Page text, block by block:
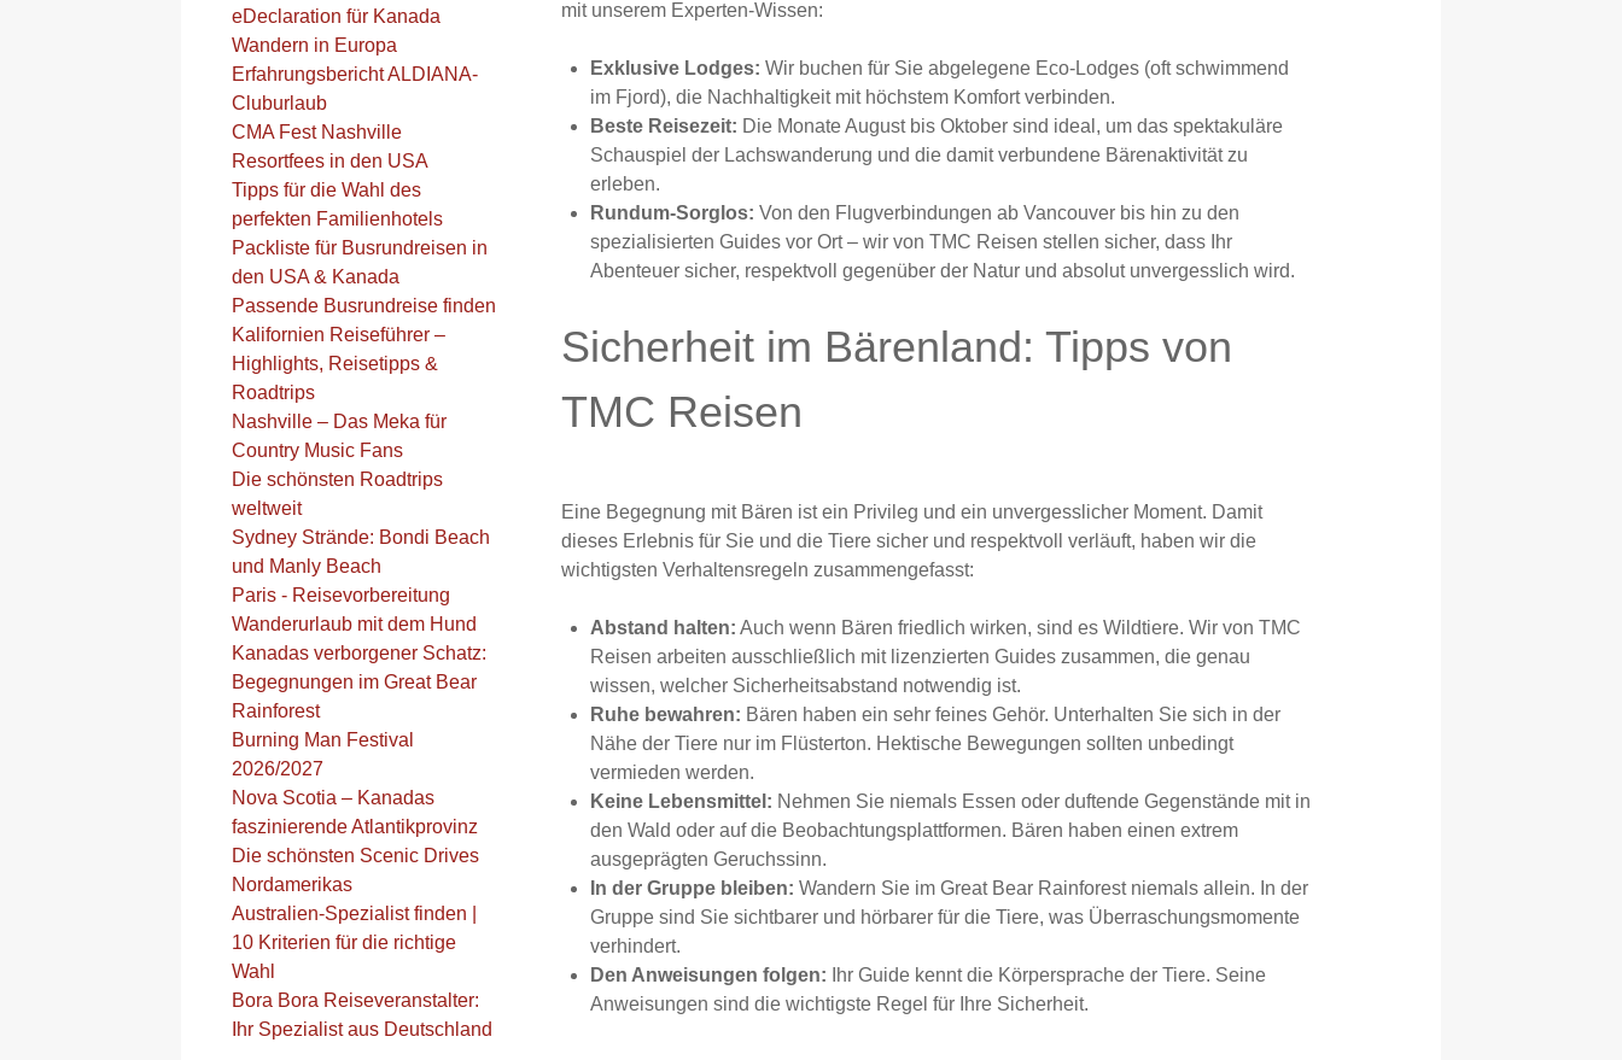
eDeclaration für Kanada
Wandern in Europa
Erfahrungsbericht ALDIANA-
Cluburlaub
CMA Fest Nashville
Resortfees in den USA
Tipps für die Wahl des
perfekten Familienhotels
Packliste für Busrundreisen in
den USA & Kanada
Passende Busrundreise finden
Kalifornien Reiseführer –
Highlights, Reisetipps &
Roadtrips
Nashville – Das Meka für
Country Music Fans
Die schönsten Roadtrips
weltweit
Sydney Strände: Bondi Beach
und Manly Beach
Paris - Reisevorbereitung
Wanderurlaub mit dem Hund
Kanadas verborgener Schatz:
Begegnungen im Great Bear
Rainforest
Burning Man Festival
2026/2027
Nova Scotia – Kanadas
faszinierende Atlantikprovinz
Die schönsten Scenic Drives
Nordamerikas
Australien-Spezialist finden |
10 Kriterien für die richtige
Wahl
Bora Bora Reiseveranstalter:
Ihr Spezialist aus Deutschland
mit unserem Experten-Wissen:
Exklusive Lodges: Wir buchen für Sie abgelegene Eco-Lodges (oft schwimmend
im Fjord), die Nachhaltigkeit mit höchstem Komfort verbinden.
Beste Reisezeit: Die Monate August bis Oktober sind ideal, um das spektakuläre
Schauspiel der Lachswanderung und die damit verbundene Bärenaktivität zu
erleben.
Rundum-Sorglos: Von den Flugverbindungen ab Vancouver bis hin zu den
spezialisierten Guides vor Ort – wir von TMC Reisen stellen sicher, dass Ihr
Abenteuer sicher, respektvoll gegenüber der Natur und absolut unvergesslich wird.
Sicherheit im Bärenland: Tipps von
TMC Reisen
Eine Begegnung mit Bären ist ein Privileg und ein unvergesslicher Moment. Damit
dieses Erlebnis für Sie und die Tiere sicher und respektvoll verläuft, haben wir die
wichtigsten Verhaltensregeln zusammengefasst:
Abstand halten: Auch wenn Bären friedlich wirken, sind es Wildtiere. Wir von TMC
Reisen arbeiten ausschließlich mit lizenzierten Guides zusammen, die genau
wissen, welcher Sicherheitsabstand notwendig ist.
Ruhe bewahren: Bären haben ein sehr feines Gehör. Unterhalten Sie sich in der
Nähe der Tiere nur im Flüsterton. Hektische Bewegungen sollten unbedingt
vermieden werden.
Keine Lebensmittel: Nehmen Sie niemals Essen oder duftende Gegenstände mit in
den Wald oder auf die Beobachtungsplattformen. Bären haben einen extrem
ausgeprägten Geruchssinn.
In der Gruppe bleiben: Wandern Sie im Great Bear Rainforest niemals allein. In der
Gruppe sind Sie sichtbarer und hörbarer für die Tiere, was Überraschungsmomente
verhindert.
Den Anweisungen folgen: Ihr Guide kennt die Körpersprache der Tiere. Seine
Anweisungen sind die wichtigste Regel für Ihre Sicherheit.